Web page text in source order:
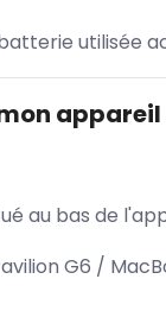
utilisée
appareil
au bas de
G6 /